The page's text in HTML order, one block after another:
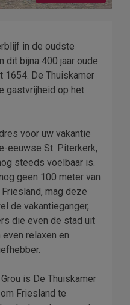
in de oudste
dit bijna 400 jaar oude
1654. De Thuiskamer
gastvrijheid op het
voor uw vakantie
eeuwse St. Piterkerk,
steeds voelbaar is.
geen 100 meter van
mag deze
de vakantieganger,
die even de stad uit
relaxen en
is De Thuiskamer
Friesland te